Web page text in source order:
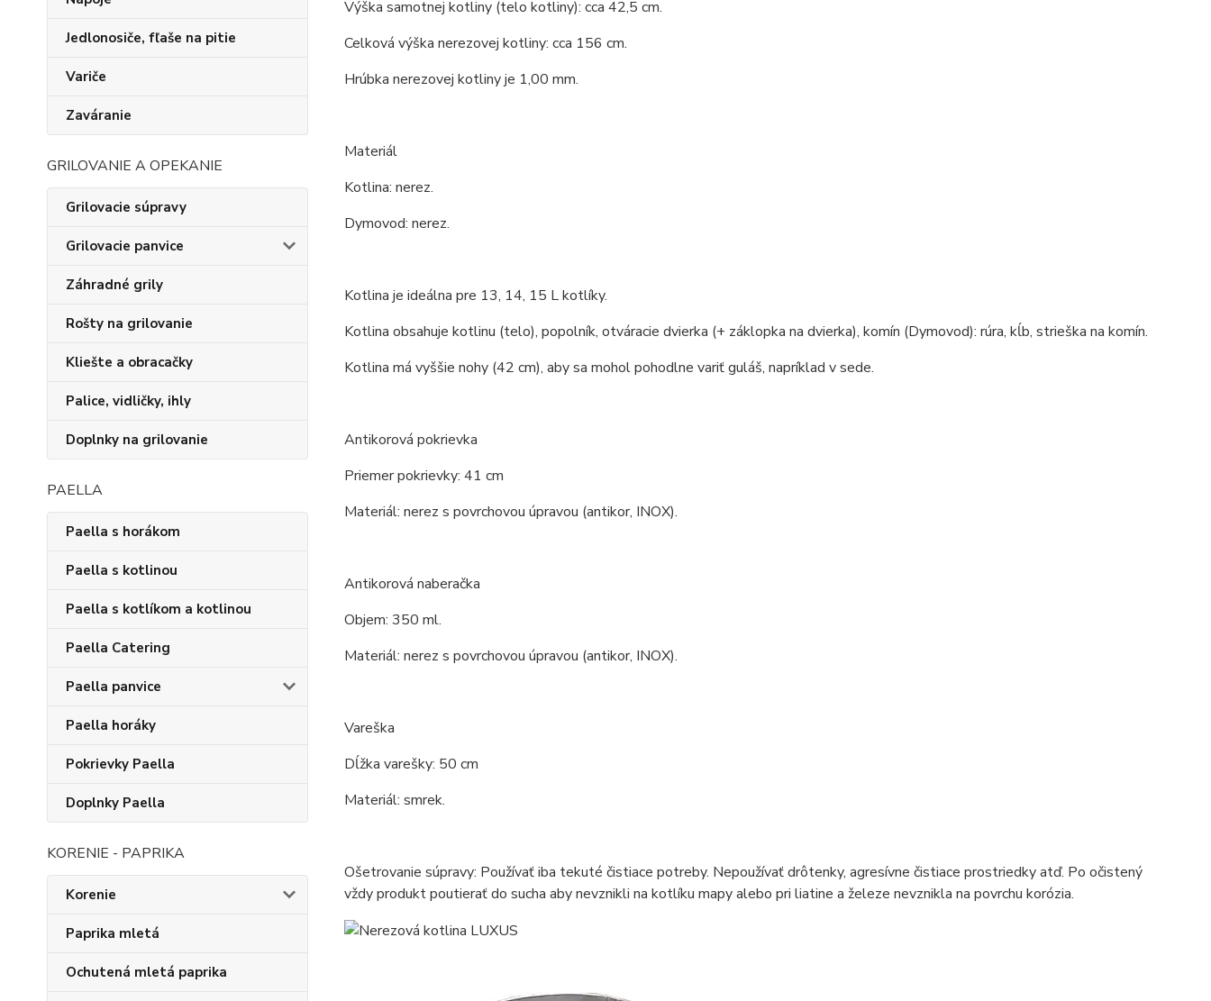
Jedlonosiče, fľaše na pitie
Variče
Zaváranie
GRILOVANIE A OPEKANIE
Grilovacie súpravy
Grilovacie panvice
Záhradné grily
Rošty na grilovanie
Kliešte a obracačky
Palice, vidličky, ihly
Doplnky na grilovanie
PAELLA
Paella s horákom
Paella s kotlinou
Paella s kotlíkom a kotlinou
Paella Catering
Paella panvice
Paella horáky
Pokrievky Paella
Doplnky Paella
KORENIE - PAPRIKA
Korenie
Paprika mletá
Ochutená mletá paprika
Výška samotnej kotliny (telo kotliny): cca 42,5 cm.
Celková výška nerezovej kotliny: cca 156 cm.
Hrúbka nerezovej kotliny je 1,00 mm.
Materiál
Kotlina: nerez.
Dymovod: nerez.
Kotlina je ideálna pre 13, 14, 15 L kotlíky.
Kotlina obsahuje kotlinu (telo), popolník, otváracie dvierka (+ záklopka na dvierka), komín (Dymovod): rúra, kĺb, strieška na komín.
Kotlina má vyššie nohy (42 cm), aby sa mohol pohodlne variť guláš, napríklad v sede.
Antikorová pokrievka
Priemer pokrievky: 41 cm
Materiál: nerez s povrchovou úpravou (antikor, INOX).
Antikorová naberačka
Objem: 350 ml.
Materiál: nerez s povrchovou úpravou (antikor, INOX).
Vareška
Dĺžka varešky: 50 cm
Materiál: smrek.
Ošetrovanie súpravy: Používať iba tekuté čistiace potreby. Nepoužívať drôtenky, agresívne čistiace prostriedky atď. Po očistený
vždy produkt poutierať do sucha aby nevznikli na kotlíku mapy alebo pri liatine a železe nevznikla na povrchu korózia.